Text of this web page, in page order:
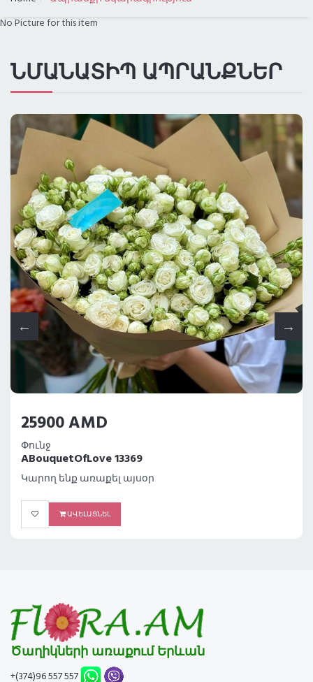
ԳՆԱՅԻՆ ԴԱՍԱԿԱՐԳՈՒՄ
ԲՈԼՈՐ ՔԱՂԱՔՆԵՐԸ
No Picture for this item
ՆՄԱՆԱՏԻՊ ԱՊՐԱՆՔՆԵՐ
25900 AMD
Փունջ
ABouquetOfLove 13369
Կարող ենք առաքել այսօր
ԱՎԵԼԱՑՆԵԼ
Ծաղիկների առաքում Երևան
+(374)96 557 557